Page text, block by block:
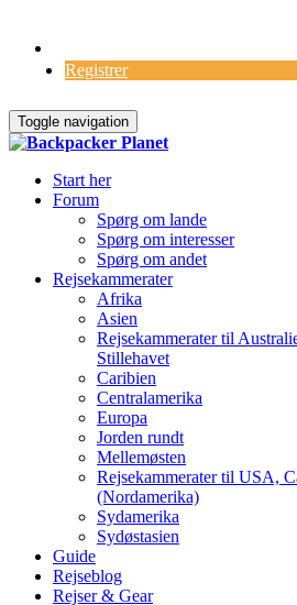
Registrer
Toggle navigation
Start her
Forum
Spørg om lande
Spørg om interesser
Spørg om andet
Rejsekammerater
Afrika
Asien
Rejsekammerater til
Stillehavet
Caribien
Centralamerika
Europa
Jorden rundt
Mellemøsten
Rejsekammerater til USA,
(Nordamerika)
Sydamerika
Sydøstasien
Guide
Rejseblog
Rejser & Gear